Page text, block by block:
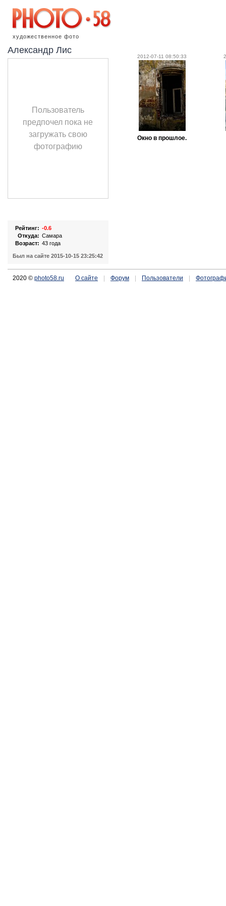
художественное фото
Александр Лис
Пользователь
предпочел пока не
загружать свою
фотографию
Рейтинг: -0.6
Откуда: Самара
Возраст: 43 года
Был на сайте 2015-10-15 23:25:42
2012-07-11 08:50:33
Окно в прошлое.
2020 © photo58.ru О сайте Форум Пользователи